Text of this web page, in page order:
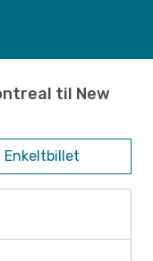
til New
Enkeltbillet